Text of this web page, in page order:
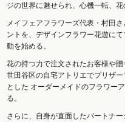
ジの世界に魅せられ、心機一転、花
メイフェアフラワーズ代表・村田
ントを、デザインフラワー花遊に
動を始める。
花の持つ力で注文されたお客様や
世田谷区の自宅アトリエでプリザ
とした オーダーメイドのフラワー
る。
さらに、自身が直面したパートナ